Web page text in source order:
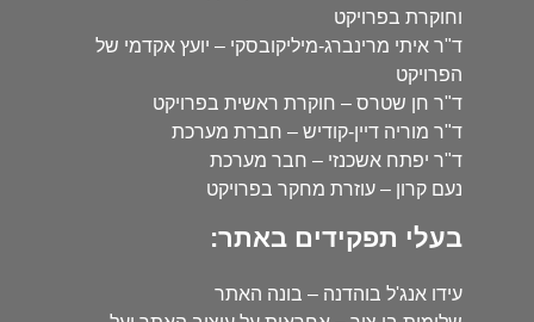
וחוקרת בפרויקט
ד"ר איתי מרינברג-מיליקובסקי – יועץ אקדמי של
הפרויקט
ד"ר חן שטרס – חוקרת ראשית בפרויקט
ד"ר מוריה דיין-קודיש – חברת מערכת
ד"ר יפתח אשכנזי – חבר מערכת
נעם קרון – עוזרת מחקר בפרויקט
בעלי תפקידים באתר:
עידו אנג'ל בוהדנה – בונה האתר